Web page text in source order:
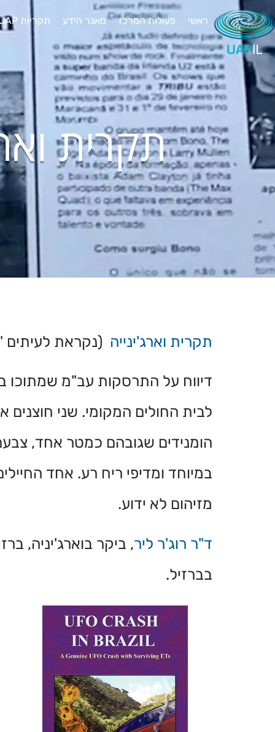
ראשי פעולות המרכז מאגר הידע תקריות UAP יוצאות דופן
תקרית
תקרית וארג'ינייה (נקראת לעיתים
דיווח על התרסקות עב"מ שמתוכו
לבית החולים המקומי. שני
הומנידים שגובהם כמטר אחד,
במיוחד ומדיפי ריח רע. אחד
מזיהום לא ידוע.
ד"ר רוג'ר ליר, ביקר בוארג'יניה,
בברזיל.